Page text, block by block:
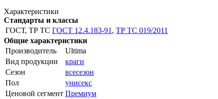
Характеристики
Стандарты и классы
ГОСТ, ТР ТС ГОСТ 12.4.183-91 , ТР ТС 019/2011
Общие характеристики
Производитель
Ultima
Вид продукции
краги
Сезон
всесезон
Пол
унисекс
Ценовой сегмент Премиум